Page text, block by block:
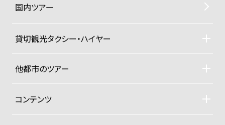
国内ツアー
貸切観光タクシー・ハイヤー
貸切観光タクシー・ハイヤーTOP
車両ラインナップと料金
他都市のツアー
札幌観光タクシーツアー
東京観光タクシーツアー
コンテンツ
ドライバー紹介